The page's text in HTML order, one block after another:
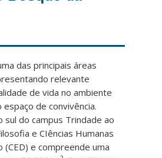
das principais áreas
relevante
de vida no ambiente
de convivência.
sul do campus Trindade ao
e CIências Humanas
(CED) e compreende uma